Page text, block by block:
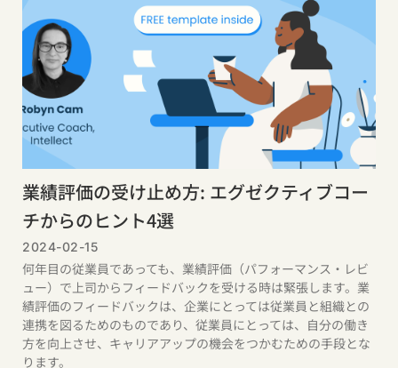
業績評価の受け止め方: エグゼクティブコー
チからのヒント4選
2024-02-15
何年目の従業員であっても、業績評価（パフォーマンス・レビ
ュー）で上司からフィードバックを受ける時は緊張します。業
績評価のフィードバックは、企業にとっては従業員と組織との
連携を図るためのものであり、従業員にとっては、自分の働き
方を向上させ、キャリアアップの機会をつかむための手段とな
ります。